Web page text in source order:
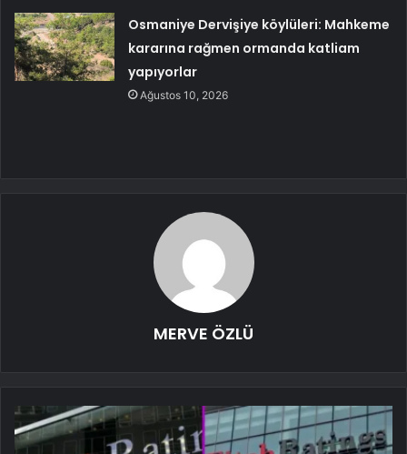
Osmaniye Dervişiye köylüleri: Mahkeme
kararına rağmen ormanda katliam
yapıyorlar
Ağustos 10, 2026
MERVE ÖZLÜ